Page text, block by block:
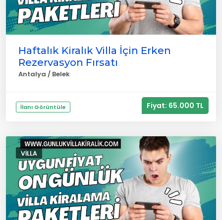
Haftalık Kiralık Villa İçin Erken
Rezervasyon Fırsatı
Antalya / Belek
İlanı Görüntüle Fiyat: 65.000 TL
VILLA